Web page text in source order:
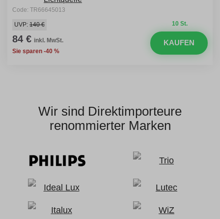
Code: TR66645013
10 St.
UVP: 140 €
84 € inkl. MwSt.
Sie sparen -40 %
KAUFEN
Wir sind Direktimporteure
renommierter Marken